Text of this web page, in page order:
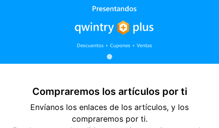
Compraremos los artículos por ti
Envíanos los enlaces de los artículos, y los
compraremos por ti.